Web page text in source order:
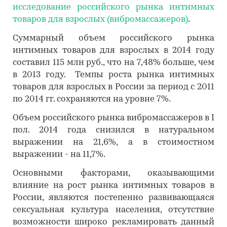
исследование российского рынка интимных
товаров для взрослых (вибромассажеров).
Суммарный объем российского рынка
интимных товаров для взрослых в 2014 году
составил 115 млн руб., что на 7,48% больше, чем
в 2013 году. Темпы роста рынка интимных
товаров для взрослых в России за период с 2011
по 2014 гг. сохраняются на уровне 7%.
Объем российского рынка вибромассажеров в I
пол. 2014 года снизился в натуральном
выражении на 21,6%, а в стоимостном
выражении - на 11,7%.
Основными факторами, оказывающими
влияние на рост рынка интимных товаров в
России, являются постепенно развивающаяся
сексуальная культура населения, отсутствие
возможности широко рекламировать данный